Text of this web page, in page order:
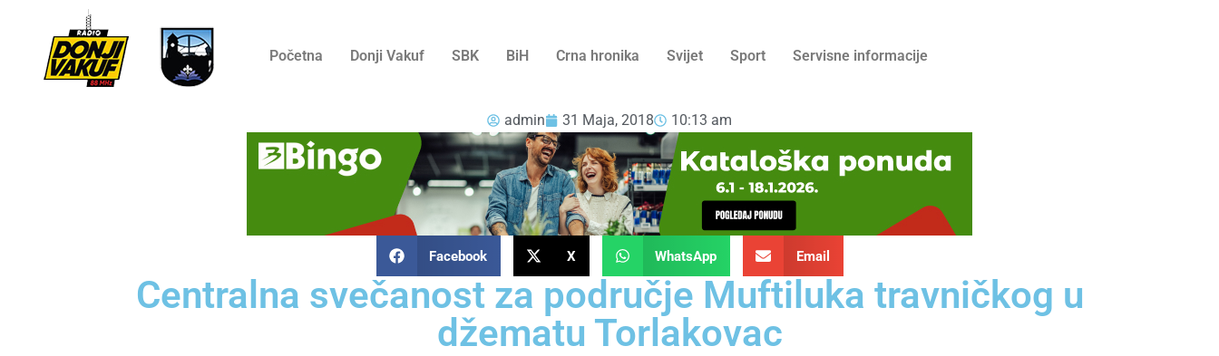
Početna Donji Vakuf SBK BiH Crna hronika Svijet Sport Servisne informacije
admin 31 Maja, 2018 10:13 am
Facebook X WhatsApp Email
Centralna svečanost za područje Muftiluka travničkog u
džematu Torlakovac